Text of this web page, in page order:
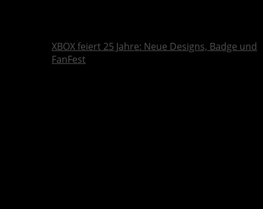
XBOX feiert 25 Jahre: Neue Designs, Badge und
FanFest